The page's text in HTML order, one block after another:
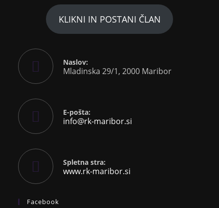
KLIKNI IN POSTANI ČLAN
Naslov:
Mladinska 29/1, 2000 Maribor
E-pošta:
info@rk-maribor.si
Spletna stra:
www.rk-maribor.si
Facebook